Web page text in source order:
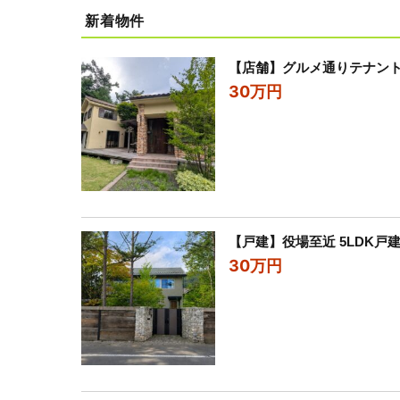
新着物件
【店舗】グルメ通りテナント
30万円
【戸建】役場至近 5LDK戸建
30万円